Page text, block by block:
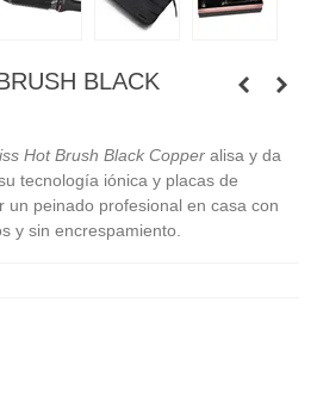
BLACK
Hot Brush Black Copper alisa y da
tecnología iónica y placas de
un peinado profesional en casa con
y sin encrespamiento.